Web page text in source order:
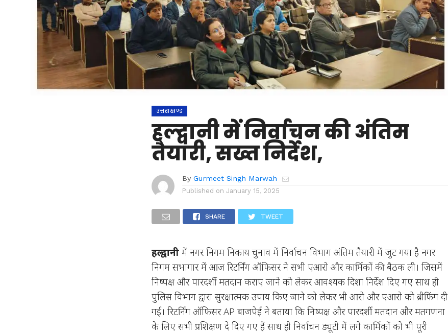
उत्तराखण्ड
हल्द्वानी में निर्वाचन की अंतिम
तैयारी, सख्त निर्देश,
By Gurmeet Singh Marwah
Published on January 15, 2025
SHARE TWEET
हल्द्वानी में नगर निगम निकाय चुनाव में निर्वाचन विभाग अंतिम तैयारी में जुट गया है नगर
निगम सभागार में आज रिटर्निंग ऑफिसर ने सभी एआरो और कार्मिकों की बैठक ली। जिसमें
निष्पक्ष और पारदर्शी मतदान कराए जाने को लेकर आवश्यक दिशा निर्देश दिए गए साथ ही
पुलिस विभाग द्वारा सुरक्षात्मक उपाय किए जाने को लेकर भी आरो और एआरो को ब्रीफिंग दी
गई। रिटर्निंग ऑफिसर AP बाजपेई ने बताया कि निष्पक्ष और पारदर्शी मतदान और मतगणना
के लिए सभी प्रशिक्षण दे दिए गए हैं साथ ही निर्वाचन ड्यूटी में लगे कार्मिकों को भी पूरी